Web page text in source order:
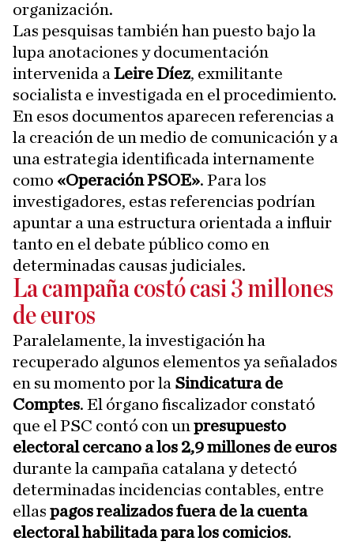
organización.
Las pesquisas también han puesto bajo la
lupa anotaciones y documentación
intervenida a Leire Díez, exmilitante
socialista e investigada en el procedimiento.
En esos documentos aparecen referencias a
la creación de un medio de comunicación y a
una estrategia identificada internamente
como «Operación PSOE». Para los
investigadores, estas referencias podrían
apuntar a una estructura orientada a influir
tanto en el debate público como en
determinadas causas judiciales.
La campaña costó casi 3 millones
de euros
Paralelamente, la investigación ha
recuperado algunos elementos ya señalados
en su momento por la Sindicatura de
Comptes. El órgano fiscalizador constató
que el PSC contó con un presupuesto
electoral cercano a los 2,9 millones de euros
durante la campaña catalana y detectó
determinadas incidencias contables, entre
ellas pagos realizados fuera de la cuenta
electoral habilitada para los comicios.